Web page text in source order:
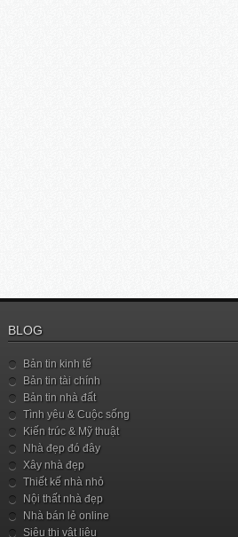
BLOG
Bản tin kinh tế
Bản tin tài chính
Bản tin nhà đất
Tình yêu & Cuộc sống
Kiến trúc & Mỹ thuật
Nhà đẹp đó đây
Xây nhà đẹp
Thiết kế nhà nhỏ
Nội thất nhà đẹp
Nhà bán lẻ online
Siêu thị vật liệu